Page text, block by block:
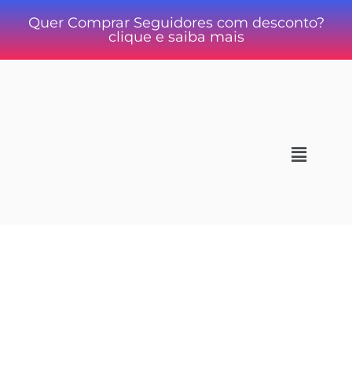
Quer Comprar Seguidores com desconto?
clique e saiba mais